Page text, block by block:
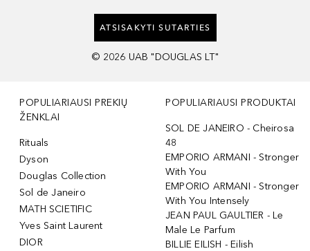
ATSISAKYTI SUTARTIES
© 2026 UAB "DOUGLAS LT"
POPULIARIAUSI PREKIŲ
ŽENKLAI
Rituals
Dyson
Douglas Collection
Sol de Janeiro
MATH SCIETIFIC
Yves Saint Laurent
DIOR
POPULIARIAUSI PRODUKTAI
SOL DE JANEIRO - Cheirosa
48
EMPORIO ARMANI - Stronger
With You
EMPORIO ARMANI - Stronger
With You Intensely
JEAN PAUL GAULTIER - Le
Male Le Parfum
BILLIE EILISH - Eilish